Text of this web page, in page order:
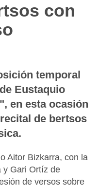
con
temporal
Eustaquio
en esta ocasión
de bertsos
Aitor Bizkarra, con la
y Gari Ortíz de
de versos sobre